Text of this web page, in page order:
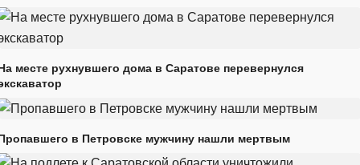
месте рухнувшего дома в Саратове перевернулся
в Петровске мужчину нашли мертвым